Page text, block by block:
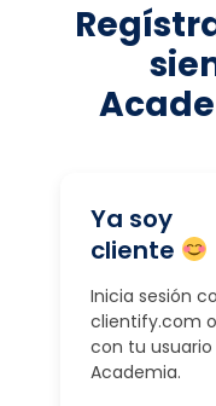
Ya soy
cliente
Inicia sesión
clientify.com o
con tu usuario
Academia.